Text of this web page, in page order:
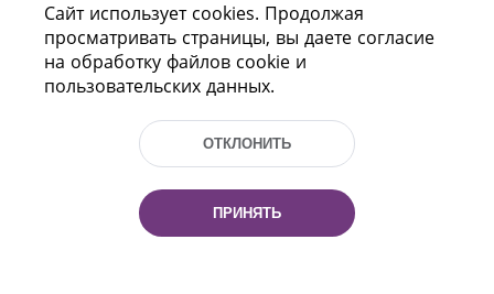
Пр-т Независимости 116
г. Минск, Республика Беларусь, 220114
Тел.: (+375 17) 368 37 37, Факс: (+375 17)
Эл. почта: inbox@nlb.by
Сайт использует cookies. Продолжая
просматривать страницы, вы даете согласие
на обработку файлов cookie и
пользовательских данных.
ОТКЛОНИТЬ
ПРИНЯТЬ